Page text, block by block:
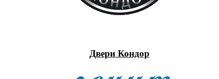
Двери Кондор